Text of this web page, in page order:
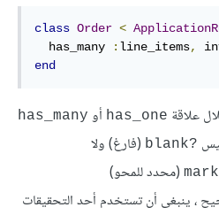
class Order <
  has_many
: line_items,
end
علاقة has_one أو has_many
?blank (فارغ) ولا
(محدد للمحو)
، ينبغى أن تستخدم أحد التحقيقات